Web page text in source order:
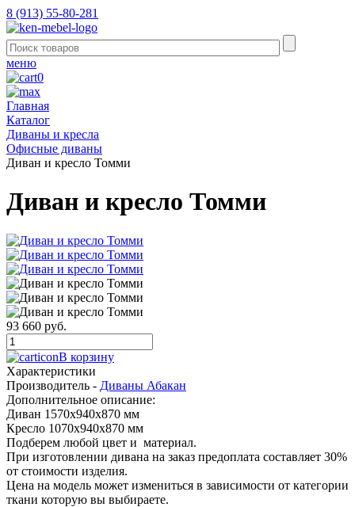
8 (913) 55-80-281
меню
0
Главная
Каталог
Диваны и кресла
Офисные диваны
Диван и кресло Томми
Диван и кресло Томми
93 660 руб.
В корзину
Характеристики
Производитель - Диваны Абакан
Дополнительное описание:
Диван 1570х940х870 мм
Кресло 1070х940х870 мм
Подберем любой цвет и материал.
При изготовлении дивана на заказ предоплата составляет 30%
от стоимости изделия.
Цена на модель может измениться в зависимости от категории
ткани которую вы выбираете.